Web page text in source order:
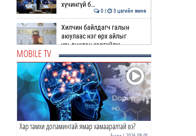
хүчингүй б…
0 | 3 цагийн өмнө
Хилчин байлдагч галын
аюулаас нэг өрх айлыг
урьдчилан сэргийлж,
аварчэ…
Буянт суманд алга болсон 10
настай охиныг эрэн хайх
ажиллагаа үргэлжил…
0 | 4 цагийн өмнө
ОБЕГ | Бүх сумд цас,
MOBILE TV
Хар тамхи допаминтай ямар хамааралтай вэ?